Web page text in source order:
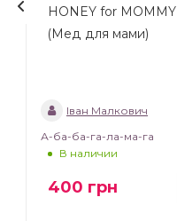
HONEY for MOMMY
(Мед для мами)
Іван Малкович
А-ба-ба-га-ла-ма-га
В наличии
400 грн